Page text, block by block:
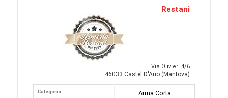
Restani
Via Olivieri 4/6
46033 Castel D'Ario (Mantova)
Categoria
Arma Corta